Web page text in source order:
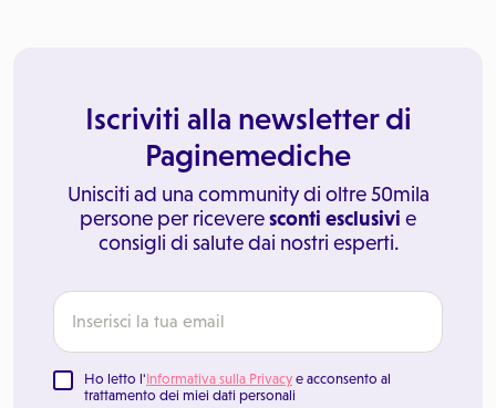
Iscriviti alla newsletter di
Paginemediche
Unisciti ad una community di oltre 50mila
persone per riceveresconti esclusivi e
consigli di salute dai nostri esperti.
Ho letto l'Informativa sulla Privacy e acconsento al
trattamento dei miei dati personali